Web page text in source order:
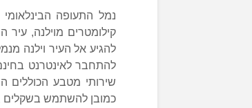
קילומטרים מוילנה, עיר
להתחבר לאינטרנט
שירותי מטבע הכוללים
כמובן להשתמש בשקלים